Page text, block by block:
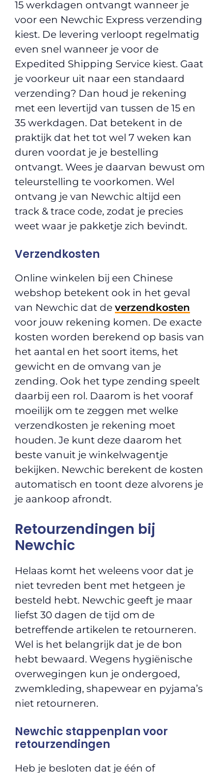
15 werkdagen ontvangt wanneer je
voor een Newchic Express verzending
kiest. De levering verloopt regelmatig
even snel wanneer je voor de
Expedited Shipping Service kiest. Gaat
je voorkeur uit naar een standaard
verzending? Dan houd je rekening
met een levertijd van tussen de 15 en
35 werkdagen. Dat betekent in de
praktijk dat het tot wel 7 weken kan
duren voordat je je bestelling
ontvangt. Wees je daarvan bewust om
teleurstelling te voorkomen. Wel
ontvang je van Newchic altijd een
track & trace code, zodat je precies
weet waar je pakketje zich bevindt.
Verzendkosten
Online winkelen bij een Chinese
webshop betekent ook in het geval
van Newchic dat de verzendkosten
voor jouw rekening komen. De exacte
kosten worden berekend op basis van
het aantal en het soort items, het
gewicht en de omvang van je
zending. Ook het type zending speelt
daarbij een rol. Daarom is het vooraf
moeilijk om te zeggen met welke
verzendkosten je rekening moet
houden. Je kunt deze daarom het
beste vanuit je winkelwagentje
bekijken. Newchic berekent de kosten
automatisch en toont deze alvorens je
je aankoop afrondt.
Retourzendingen bij
Newchic
Helaas komt het weleens voor dat je
niet tevreden bent met hetgeen je
besteld hebt. Newchic geeft je maar
liefst 30 dagen de tijd om de
betreffende artikelen te retourneren.
Wel is het belangrijk dat je de bon
hebt bewaard. Wegens hygiënische
overwegingen kun je ondergoed,
zwemkleding, shapewear en pyjama’s
niet retourneren.
Newchic stappenplan voor
retourzendingen
Heb je besloten dat je één of